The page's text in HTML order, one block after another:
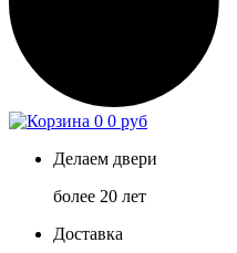
0 0 руб
Делаем двери
более 20 лет
Доставка